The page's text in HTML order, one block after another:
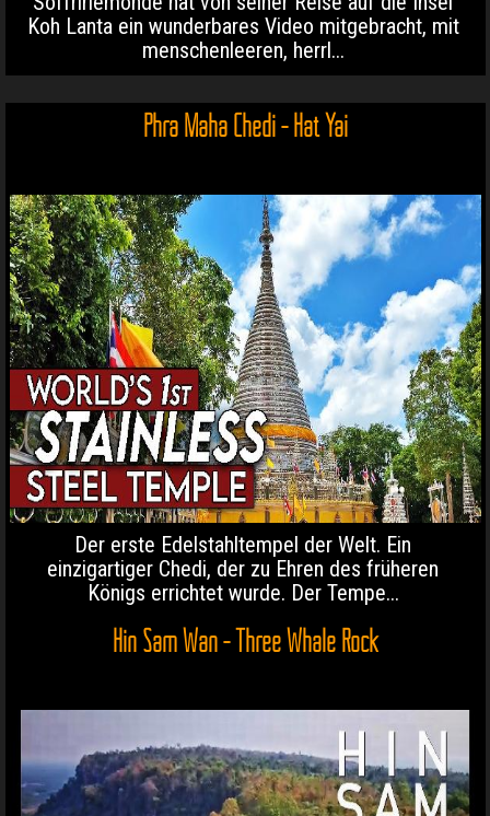
Koh Lanta ein wunderbares Video mitgebracht, mit
menschenleeren, herrl...
Phra Maha Chedi - Hat Yai
Der erste Edelstahltempel der Welt. Ein
einzigartiger Chedi, der zu Ehren des früheren
Königs errichtet wurde. Der Tempe...
Hin Sam Wan - Three Whale Rock